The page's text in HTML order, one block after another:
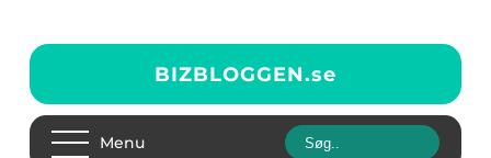
BIZBLOGGEN.se
Menu